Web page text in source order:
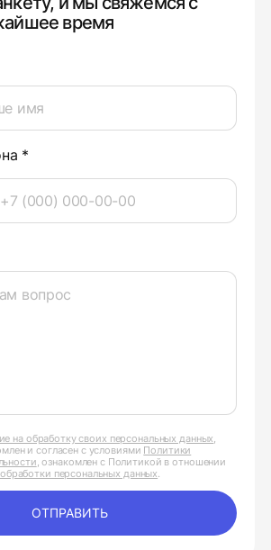
время
*
на обработку своих персональных данных,
и согласен с условиями Политики
, ознакомлен с Политикой в отношении
обработки персональных данных.
ОТПРАВИТЬ